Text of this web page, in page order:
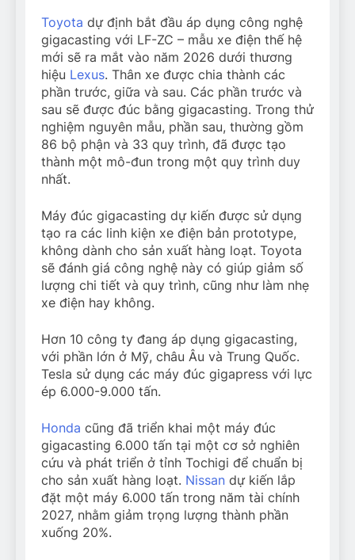
Toyota dự định bắt đầu áp dụng công nghệ
gigacasting với LF-ZC – mẫu xe điện thế hệ
mới sẽ ra mắt vào năm 2026 dưới thương
hiệu Lexus. Thân xe được chia thành các
phần trước, giữa và sau. Các phần trước và
sau sẽ được đúc bằng gigacasting. Trong thử
nghiệm nguyên mẫu, phần sau, thường gồm
86 bộ phận và 33 quy trình, đã được tạo
thành một mô-đun trong một quy trình duy
nhất.
Máy đúc gigacasting dự kiến được sử dụng
tạo ra các linh kiện xe điện bản prototype,
không dành cho sản xuất hàng loạt. Toyota
sẽ đánh giá công nghệ này có giúp giảm số
lượng chi tiết và quy trình, cũng như làm nhẹ
xe điện hay không.
Hơn 10 công ty đang áp dụng gigacasting,
với phần lớn ở Mỹ, châu Âu và Trung Quốc.
Tesla sử dụng các máy đúc gigapress với lực
ép 6.000-9.000 tấn.
Honda cũng đã triển khai một máy đúc
gigacasting 6.000 tấn tại một cơ sở nghiên
cứu và phát triển ở tỉnh Tochigi để chuẩn bị
cho sản xuất hàng loạt. Nissan dự kiến lắp
đặt một máy 6.000 tấn trong năm tài chính
2027, nhằm giảm trọng lượng thành phần
xuống 20%.